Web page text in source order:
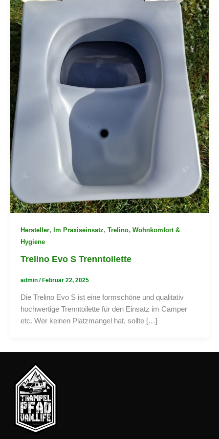
Hersteller, Im Praxiseinsatz, Trelino, Wohnkomfort &
Hygiene
Trelino Evo S Trenntoilette
admin /Februar 22, 2025
Die Trelino Evo S ist eine formschöne und qualitativ
hochwertige Trenntoilette für den Einsatz im Camper
etc. Wer keinen Platzmangel hat, sollte […]